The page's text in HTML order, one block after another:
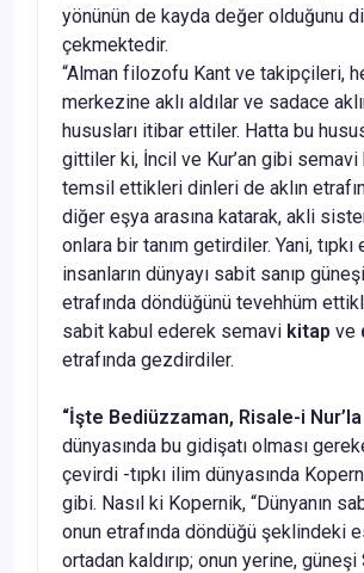
yönünün de kayda değer olduğunu
çekmektedir.
“Alman filozofu Kant ve takipçileri,
merkezine aklı aldılar ve sadace
hususları itibar ettiler. Hatta bu
gittiler ki, İncil ve Kur’an gibi semavi
temsil ettikleri dinleri de aklın
diğer eşya arasına katarak, akli
onlara bir tanım getirdiler. Yani, tıpkı
insanların dünyayı sabit sanıp
etrafında döndüğünü tevehhüm
sabit kabul ederek semavi kitap ve
etrafında gezdirdiler.
“İşte Bediüzzaman, Risale-i Nur’la
dünyasında bu gidişatı olması
çevirdi -tıpkı ilim dünyasında
gibi. Nasıl ki Kopernik, “Dünyanın
onun etrafında döndüğü şeklindeki
ortadan kaldırıp; onun yerine, güneşi